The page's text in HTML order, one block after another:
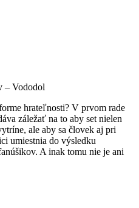
– Vododol
hrateľnosti? V prvom rade
záležať na to aby set nielen
ale aby sa človek aj pri
umiestnia do výsledku
A inak tomu nie je ani